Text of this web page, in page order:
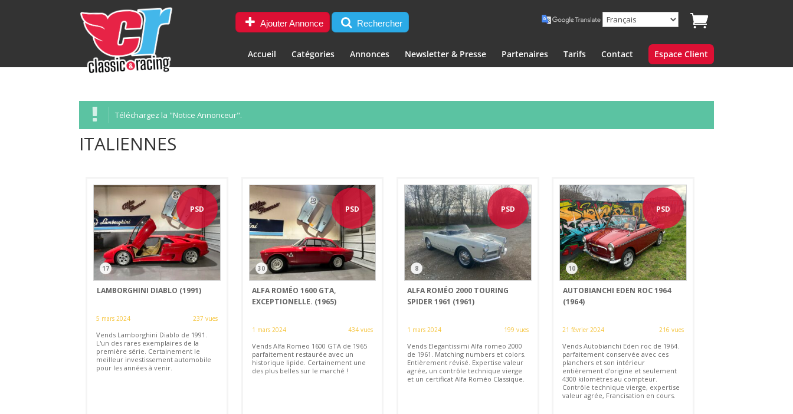
Ajouter Annonce Rechercher
Accueil Catégories Annonces Newsletter & Presse Partenaires Tarifs Contact Espace Client
Téléchargez la "Notice Annonceur".
ITALIENNES
PSD
17
LAMBORGHINI DIABLO (1991)
5 mars 2024 237 vues
Vends Lamborghini Diablo de 1991.
L'un des rares exemplaires de la
première série. Certainement le
meilleur investissement automobile
pour les années à venir.
PSD
30
ALFA ROMÉO 1600 GTA,
EXCEPTIONELLE. (1965)
1 mars 2024 434 vues
Vends Alfa Romeo 1600 GTA de 1965
parfaitement restaurée avec un
historique lipide. Certainement une
des plus belles sur le marché !
PSD
8
ALFA ROMÉO 2000 TOURING
SPIDER 1961 (1961)
1 mars 2024 199 vues
Vends Elegantissimi Alfa romeo 2000
de 1961. Matching numbers et colors.
Entièrement révisé. Expertise valeur
agrée, un contrôle technique vierge
et un certificat Alfa Roméo Classique.
PSD
10
AUTOBIANCHI EDEN ROC 1964
(1964)
21 février 2024 216 vues
Vends Autobianchi Eden roc de 1964.
parfaitement conservée avec ces
planchers et son intérieur
entièrement d'origine et seulement
4300 kilomètres au compteur.
Contrôle technique vierge, expertise
valeur agrée, Francisation en cours.